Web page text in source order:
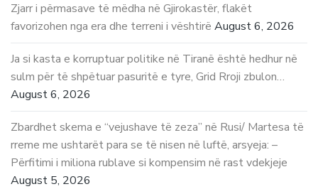
Zjarr i përmasave të mëdha në Gjirokastër, flakët
favorizohen nga era dhe terreni i vështirë August 6, 2026
Ja si kasta e korruptuar politike në Tiranë është hedhur në
sulm për të shpëtuar pasuritë e tyre, Grid Rroji zbulon…
August 6, 2026
Zbardhet skema e “vejushave të zeza” në Rusi/ Martesa të
rreme me ushtarët para se të nisen në luftë, arsyeja: –
Përfitimi i miliona rublave si kompensim në rast vdekjeje
August 5, 2026